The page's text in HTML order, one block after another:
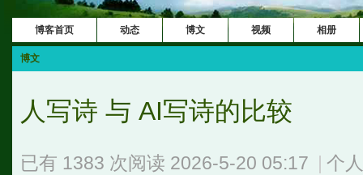
博客首页 动态 博文 视频 相册
博文
人写诗 与 AI写诗的比较
已有 1383 次阅读 2026-5-20 05:17
个